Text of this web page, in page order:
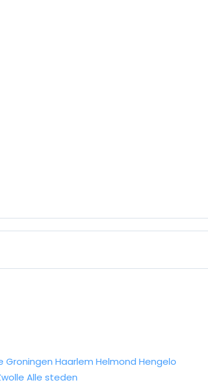
Groningen Haarlem Helmond Hengelo
Alle steden